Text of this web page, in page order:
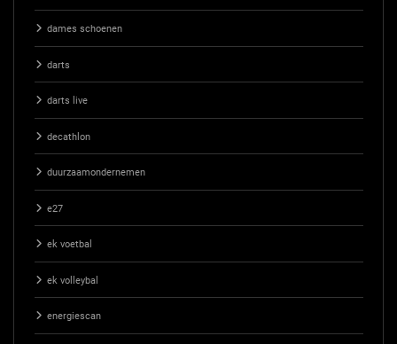
dames schoenen
darts
darts live
decathlon
duurzaamondernemen
e27
ek voetbal
ek volleybal
energiescan